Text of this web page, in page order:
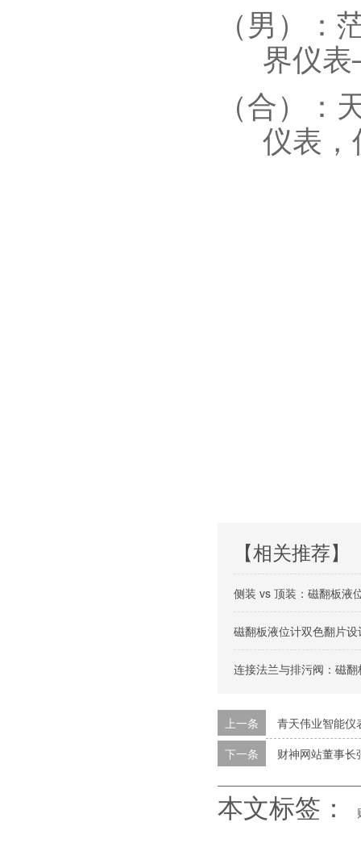
（男）：
界仪表
（合）：
仪表
【相关推荐】
侧装 vs 顶装：磁翻板液
磁翻板液位计双色翻片
连接法兰与排污阀：磁
上一条
青天伟业智能仪
下一条
财神网站董事
本文标签：